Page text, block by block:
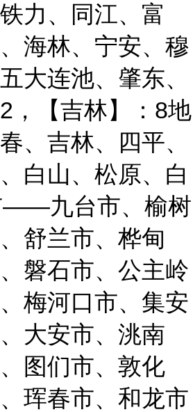
力、同江、富
海林、宁安、穆
大连池、肇东、
，【吉林】：8地
吉林、四平、
白山、松原、白
——九台市、榆树
舒兰市、桦甸
磐石市、公主岭
梅河口市、集安
大安市、洮南
图们市、敦化
珲春市、和龙市